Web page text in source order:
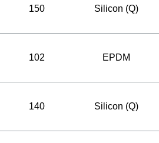
150 Silicon (Q)
102 EPDM
140 Silicon (Q)